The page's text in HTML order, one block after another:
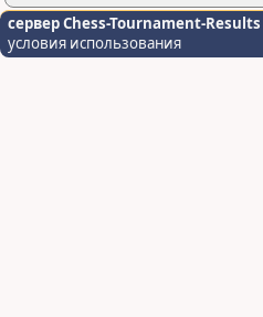
сервер Chess-Tournament-Results
условия использования